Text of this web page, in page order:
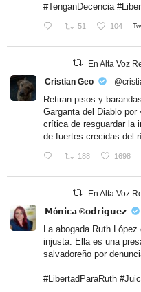
#TenganDecencia
51 104
En Alta Voz
Cristian Geo
Retiran pisos y
Garganta del Diablo
crítica de resguardar la
de fuertes crecidas del
188 1698
En Alta Voz
𝗠ó𝗻𝗶𝗰𝗮 ®𝗼𝗱𝗿𝗶𝗴𝘂𝗲𝘇
La abogada Ruth
injusta. Ella es una
salvadoreño por
#LibertadParaRuth